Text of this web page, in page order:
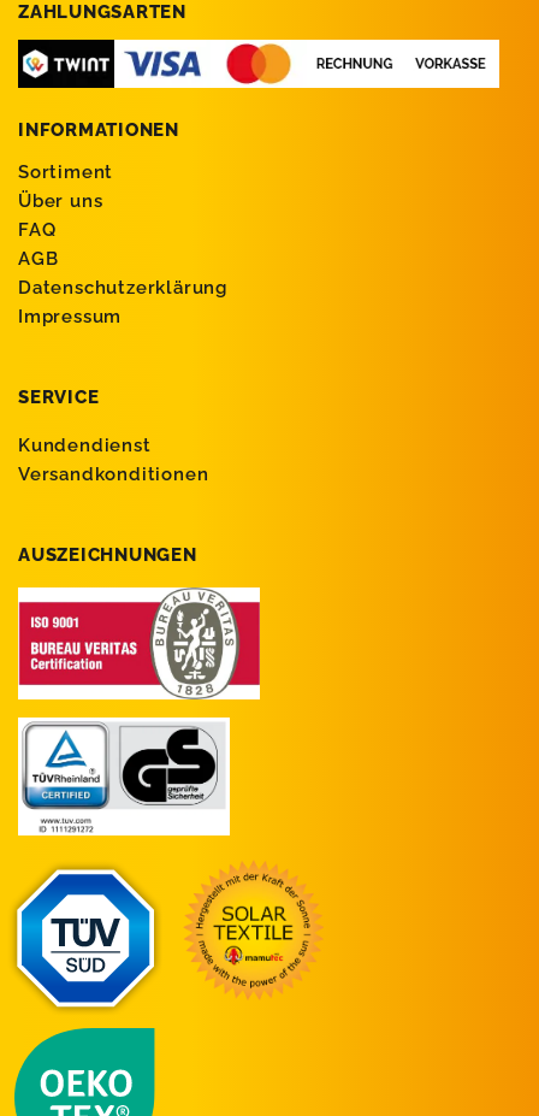
ZAHLUNGSARTEN
INFORMATIONEN
Sortiment
Über uns
FAQ
AGB
Datenschutzerklärung
Impressum
SERVICE
Kundendienst
Versandkonditionen
AUSZEICHNUNGEN